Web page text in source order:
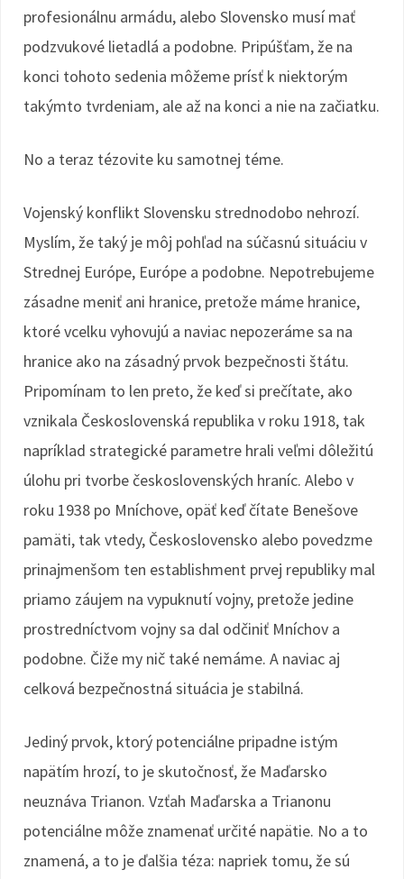
profesionálnu armádu, alebo Slovensko musí mať
podzvukové lietadlá a podobne. Pripúšťam, že na
konci tohoto sedenia môžeme prísť k niektorým
takýmto tvrdeniam, ale až na konci a nie na začiatku.
No a teraz tézovite ku samotnej téme.
Vojenský konflikt Slovensku strednodobo nehrozí.
Myslím, že taký je môj pohľad na súčasnú situáciu v
Strednej Európe, Európe a podobne. Nepotrebujeme
zásadne meniť ani hranice, pretože máme hranice,
ktoré vcelku vyhovujú a naviac nepozeráme sa na
hranice ako na zásadný prvok bezpečnosti štátu.
Pripomínam to len preto, že keď si prečítate, ako
vznikala Československá republika v roku 1918, tak
napríklad strategické parametre hrali veľmi dôležitú
úlohu pri tvorbe československých hraníc. Alebo v
roku 1938 po Mníchove, opäť keď čítate Benešove
pamäti, tak vtedy, Československo alebo povedzme
prinajmenšom ten establishment prvej republiky mal
priamo záujem na vypuknutí vojny, pretože jedine
prostredníctvom vojny sa dal odčiniť Mníchov a
podobne. Čiže my nič také nemáme. A naviac aj
celková bezpečnostná situácia je stabilná.
Jediný prvok, ktorý potenciálne pripadne istým
napätím hrozí, to je skutočnosť, že Maďarsko
neuznáva Trianon. Vzťah Maďarska a Trianonu
potenciálne môže znamenať určité napätie. No a to
znamená, a to je ďalšia téza: napriek tomu, že sú